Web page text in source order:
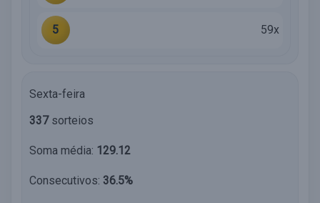
5 59x
Sexta-feira
337sorteios
Soma média: 129.12
Consecutivos: 36.5%